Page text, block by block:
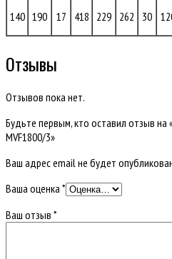
140 190 17 418 229 262 30
Отзывы
Отзывов пока нет.
Будьте первым, кто оставил отзыв
MVF1800/3»
Ваш адрес email не будет
Ваша оценка *
Ваш отзыв *